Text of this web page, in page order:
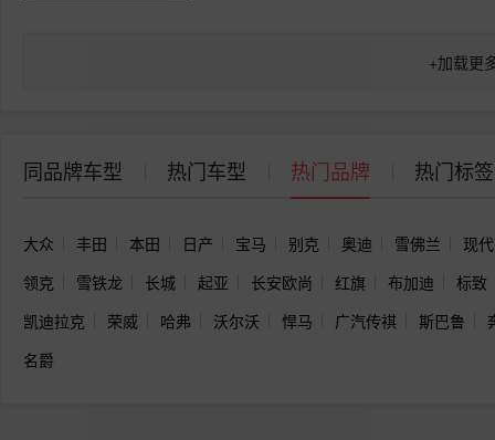
+加载更
同品牌车型 热门车型 热门品牌 热门标签
大众 丰田 本田 日产 宝马 别克 奥迪 雪佛兰
现代
领克
雪铁龙 长城 起亚 长安欧尚 红旗 布加迪
标致
凯迪拉克
荣威 哈弗 沃尔沃 悍马 广汽传祺 斯巴鲁
名爵